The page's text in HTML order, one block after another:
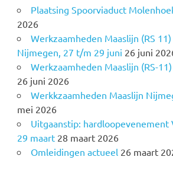
Plaatsing Spoorviaduct
2026
Werkzaamheden Maaslijn (RS
Nijmegen, 27 t/m 29 juni 26 juni
Werkzaamheden Maaslijn (RS-
26 juni 2026
Werkkzaamheden Maaslijn
mei 2026
Uitgaanstip: hardloopevenement
29 maart 28 maart 2026
Omleidingen actueel 26 maart